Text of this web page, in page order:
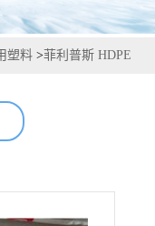
塑料 >菲利普斯 HDPE